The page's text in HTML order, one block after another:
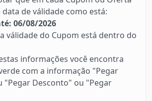
data de válidade como está:
06/08/2026
válidade do Cupom está dentro do
informações você encontra
com a informação "Pegar
"Pegar Desconto" ou "Pegar